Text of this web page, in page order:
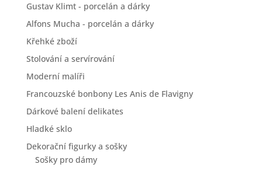
Gustav Klimt - porcelán a dárky
Alfons Mucha - porcelán a dárky
Křehké zboží
Stolování a servírování
Moderní malíři
Francouzské bonbony Les Anis de Flavigny
Dárkové balení delikates
Hladké sklo
Dekorační figurky a sošky
Sošky pro dámy